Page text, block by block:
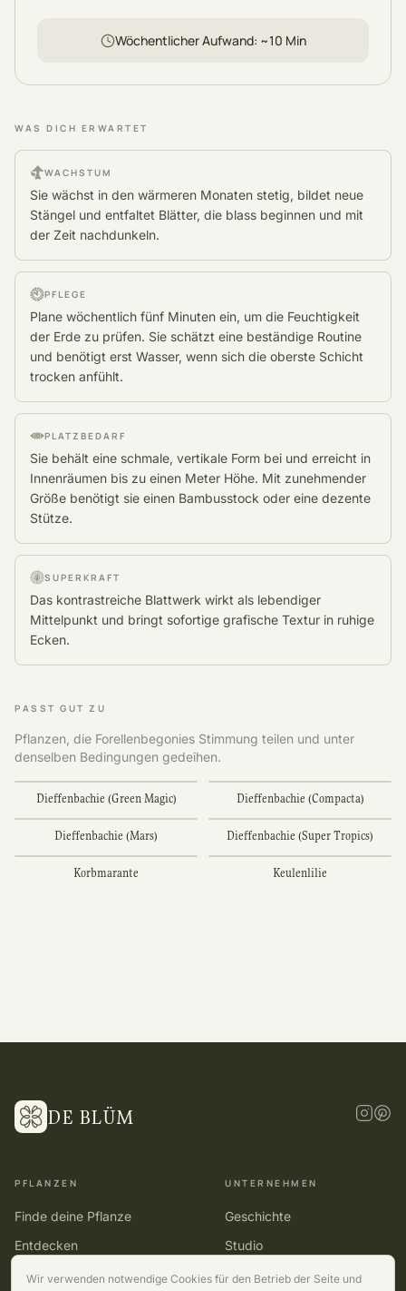
Wöchentlicher Aufwand: ~10 Min
WAS DICH ERWARTET
WACHSTUM
Sie wächst in den wärmeren Monaten stetig, bildet neue
Stängel und entfaltet Blätter, die blass beginnen und mit
der Zeit nachdunkeln.
PFLEGE
Plane wöchentlich fünf Minuten ein, um die Feuchtigkeit
der Erde zu prüfen. Sie schätzt eine beständige Routine
und benötigt erst Wasser, wenn sich die oberste Schicht
trocken anfühlt.
PLATZBEDARF
Sie behält eine schmale, vertikale Form bei und erreicht in
Innenräumen bis zu einen Meter Höhe. Mit zunehmender
Größe benötigt sie einen Bambusstock oder eine dezente
Stütze.
SUPERKRAFT
Das kontrastreiche Blattwerk wirkt als lebendiger
Mittelpunkt und bringt sofortige grafische Textur in ruhige
Ecken.
PASST GUT ZU
Pflanzen, die Forellenbegonies Stimmung teilen und unter
denselben Bedingungen gedeihen.
Dieffenbachie (Green Magic) Dieffenbachie (Compacta)
Dieffenbachie (Mars) Dieffenbachie (Super Tropics)
Korbmarante Keulenlilie
DE BLÜM
PFLANZEN
Finde deine Pflanze
Entdecken
Kollektionen
UNTERNEHMEN
Geschichte
Studio
Kontakt
Wir verwenden notwendige Cookies für den Betrieb der Seite und